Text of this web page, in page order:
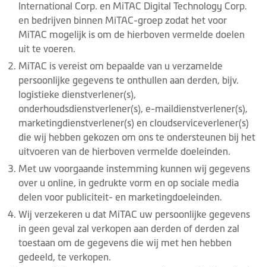
International Corp. en MiTAC Digital Technology Corp.
en bedrijven binnen MiTAC-groep zodat het voor
MiTAC mogelijk is om de hierboven vermelde doelen
uit te voeren.
MiTAC is vereist om bepaalde van u verzamelde
persoonlijke gegevens te onthullen aan derden, bijv.
logistieke dienstverlener(s),
onderhoudsdienstverlener(s), e-maildienstverlener(s),
marketingdienstverlener(s) en cloudserviceverlener(s)
die wij hebben gekozen om ons te ondersteunen bij het
uitvoeren van de hierboven vermelde doeleinden.
Met uw voorgaande instemming kunnen wij gegevens
over u online, in gedrukte vorm en op sociale media
delen voor publiciteit- en marketingdoeleinden.
Wij verzekeren u dat MiTAC uw persoonlijke gegevens
in geen geval zal verkopen aan derden of derden zal
toestaan om de gegevens die wij met hen hebben
gedeeld, te verkopen.